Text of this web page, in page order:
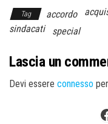
Tag accordo
sindacati
special
Lascia un
Devi essere connesso